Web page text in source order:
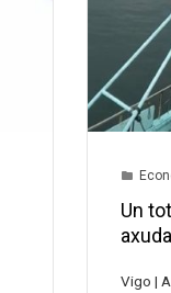
Un
Vigo |